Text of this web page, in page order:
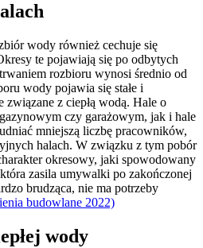
wody również cechuje się
te pojawiają się po odbytych
rozbioru wynosi średnio od
wody pojawia się stałe i
związane z ciepłą wodą. Hale o
czy garażowym, jak i hale
mniejszą liczbę pracowników,
halach. W związku z tym pobór
okresowy, jaki spowodowany
zasila umywalki po zakończonej
brudząca, nie ma potrzeby
budowlane 2022)
wody